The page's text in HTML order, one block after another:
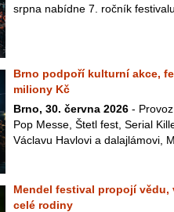
srpna nabídne 7. ročník
Brno podpoří kulturní akce,
miliony Kč
Brno, 30. června 2026 -
Pop Messe, Štetl fest, Serial
Václavu Havlovi a dalajlámovi,
Mendel festival propojí vědu,
celé rodiny